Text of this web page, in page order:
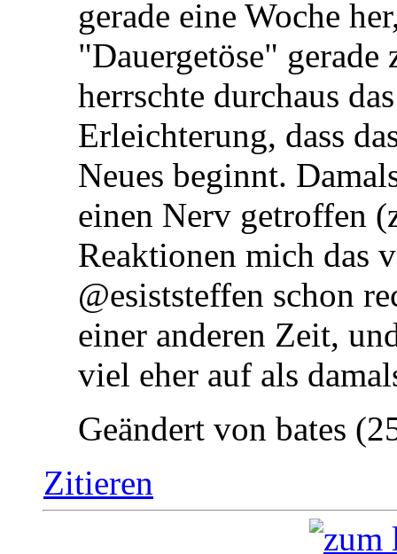
gerade eine Woche
"Dauergetöse"
herrschte durchaus
Erleichterung, dass
Neues beginnt.
einen Nerv getroffen
Reaktionen mich das
@esiststeffen schon
einer anderen Zeit,
viel eher auf als
Geändert von bates
Zitieren